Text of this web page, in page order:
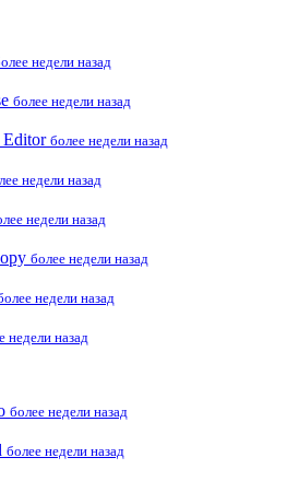
недели назад
более недели назад
Editor более недели назад
недели назад
недели назад
более недели назад
недели назад
недели назад
более недели назад
более недели назад